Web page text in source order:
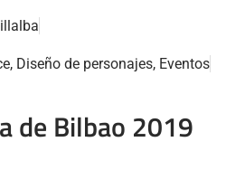
, Diseño de personajes, Eventos
de Bilbao 2019